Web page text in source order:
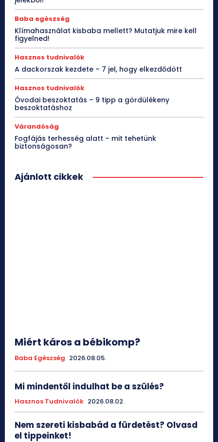
Baba egészség
Klímahasználat kisbaba mellett? Mutatjuk mire kell
figyelned!
Hasznos tudnivalók
A dackorszak kezdete – 7 jel, hogy elkezdődött
Hasznos tudnivalók
Óvodai beszoktatás – 9 tipp a gördülékeny
beszoktatáshoz
Várandóság
Fogfájás terhesség alatt – mit tehetünk
biztonságosan?
Ajánlott cikkek
Miért káros a bébikomp?
Baba Egészség 2026.08.05.
Mi mindentől indulhat be a szülés?
Hasznos Tudnivalók 2026.08.02.
Nem szereti kisbabád a fürdetést? Olvasd
el tippeinket!